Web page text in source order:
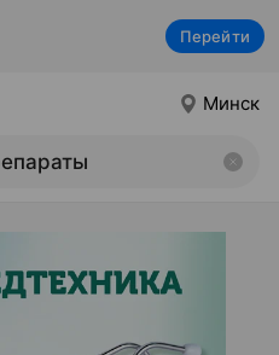
Перейти
Минск